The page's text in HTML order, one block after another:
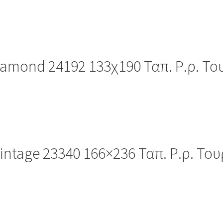
24192 133χ190 Ταπ. Ρ.ρ.
23340 166×236 Ταπ. Ρ.ρ.